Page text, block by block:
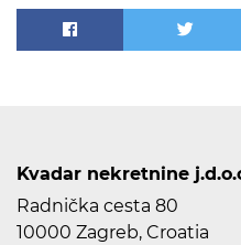
Kvadar nekretnine
Radnička cesta 80
10000 Zagreb, Croatia